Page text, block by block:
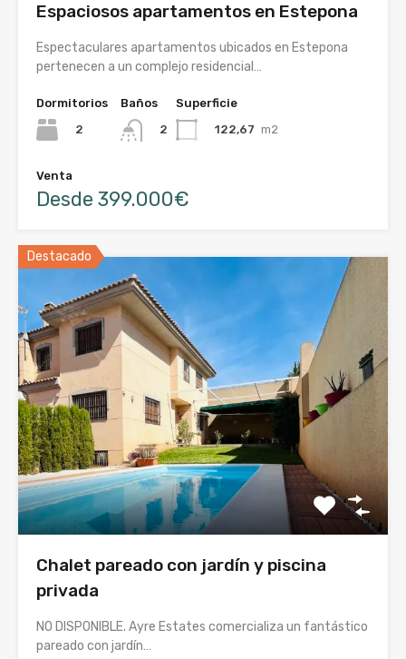
Espaciosos apartamentos en Estepona
Espectaculares apartamentos ubicados en Estepona
pertenecen a un complejo residencial…
Dormitorios
2
Baños
2
Superficie
122,67 m2
Venta
Desde 399.000€
Destacado
Chalet pareado con jardín y piscina
privada
NO DISPONIBLE. Ayre Estates comercializa un fantástico
pareado con jardín…